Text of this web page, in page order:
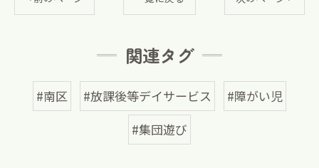
関連タグ
#南区 #放課後等デイサービス
#障がい児
#集団遊び